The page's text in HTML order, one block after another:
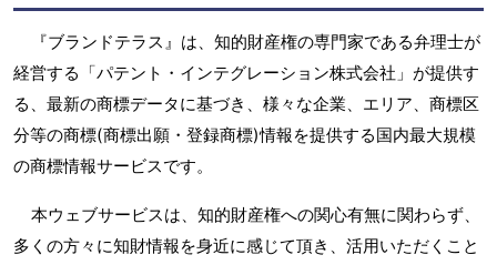
『ブランドテラス』は、知的財産権の専門家である弁理士が
経営する「パテント・インテグレーション株式会社」が提供す
る、最新の商標データに基づき、様々な企業、エリア、商標区
分等の商標(商標出願・登録商標)情報を提供する国内最大規模
の商標情報サービスです。
本ウェブサービスは、知的財産権への関心有無に関わらず、
多くの方々に知財情報を身近に感じて頂き、活用いただくこと